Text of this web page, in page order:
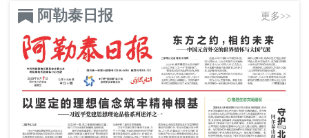
阿勒泰日报 更多>>